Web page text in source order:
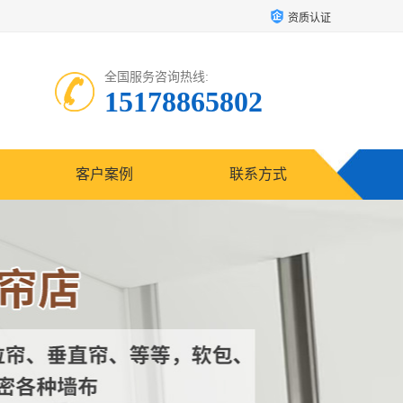
资质认证
全国服务咨询热线:
15178865802
客户案例 联系方式